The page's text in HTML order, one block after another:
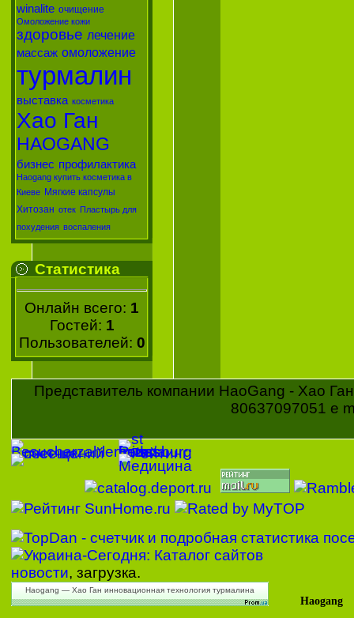
winalite очищение
Омоложение кожи
здоровье лечение
массаж омоложение
турмалин
выставка косметика
Хао Ган
HAOGANG
бизнес профилактика
Haogang купить косметика в
Киеве Мягкие капсулы
Хитозан отек Пластырь для
похудения воспаления
Статистика
Онлайн всего: 1
Гостей: 1
Пользователей: 0
Представитель компании HaoGang - Хао
80637097051 e
новости, загрузка.
Haogang — Хао Ган инновационная технология турмалина
Haogang